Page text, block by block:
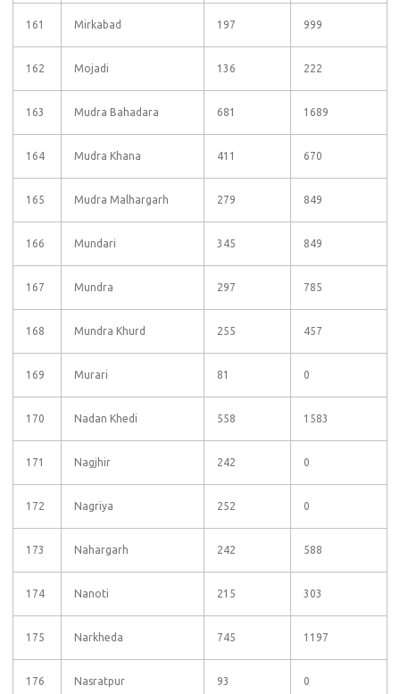
161 Mirkabad 197 999
162 Mojadi 136 222
163 Mudra Bahadara 681 1689
164 Mudra Khana 411 670
165 Mudra Malhargarh 279 849
166 Mundari 345 849
167 Mundra 297 785
168 Mundra Khurd 255 457
169 Murari 81 0
170 Nadan Khedi 558 1583
171 Nagjhir 242 0
172 Nagriya 252 0
173 Nahargarh 242 588
174 Nanoti 215 303
175 Narkheda 745 1197
176 Nasratpur 93 0